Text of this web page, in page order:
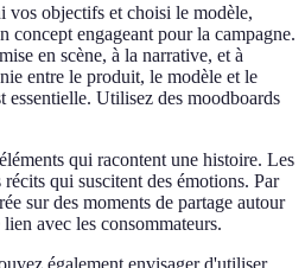
vos objectifs et choisi le modèle,
concept engageant pour la campagne.
en scène, à la narrative, et à
entre le produit, le modèle et le
essentielle. Utilisez des moodboards
qui racontent une histoire. Les
récits qui suscitent des émotions. Par
sur des moments de partage autour
avec les consommateurs.
également envisager d'utiliser